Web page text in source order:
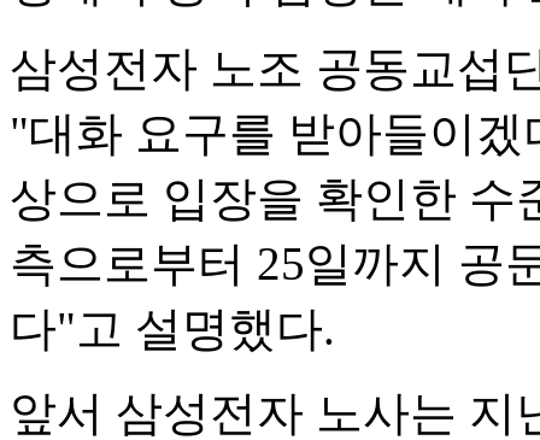
삼성전자 노조 공동교섭
"대화 요구를 받아들이
상으로 입장을 확인한
측으로부터 25일까지 공
다"고 설명했다.
앞서 삼성전자 노사는 지